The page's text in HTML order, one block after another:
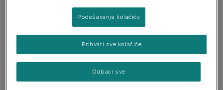
zečetinom / janjetinom / piletinom, vlažna
hrana za mačke
Još uvek nema glasova
12x85 g
Podešavanja kolačića
Odbaci sve
Prihvati sve kolačiće